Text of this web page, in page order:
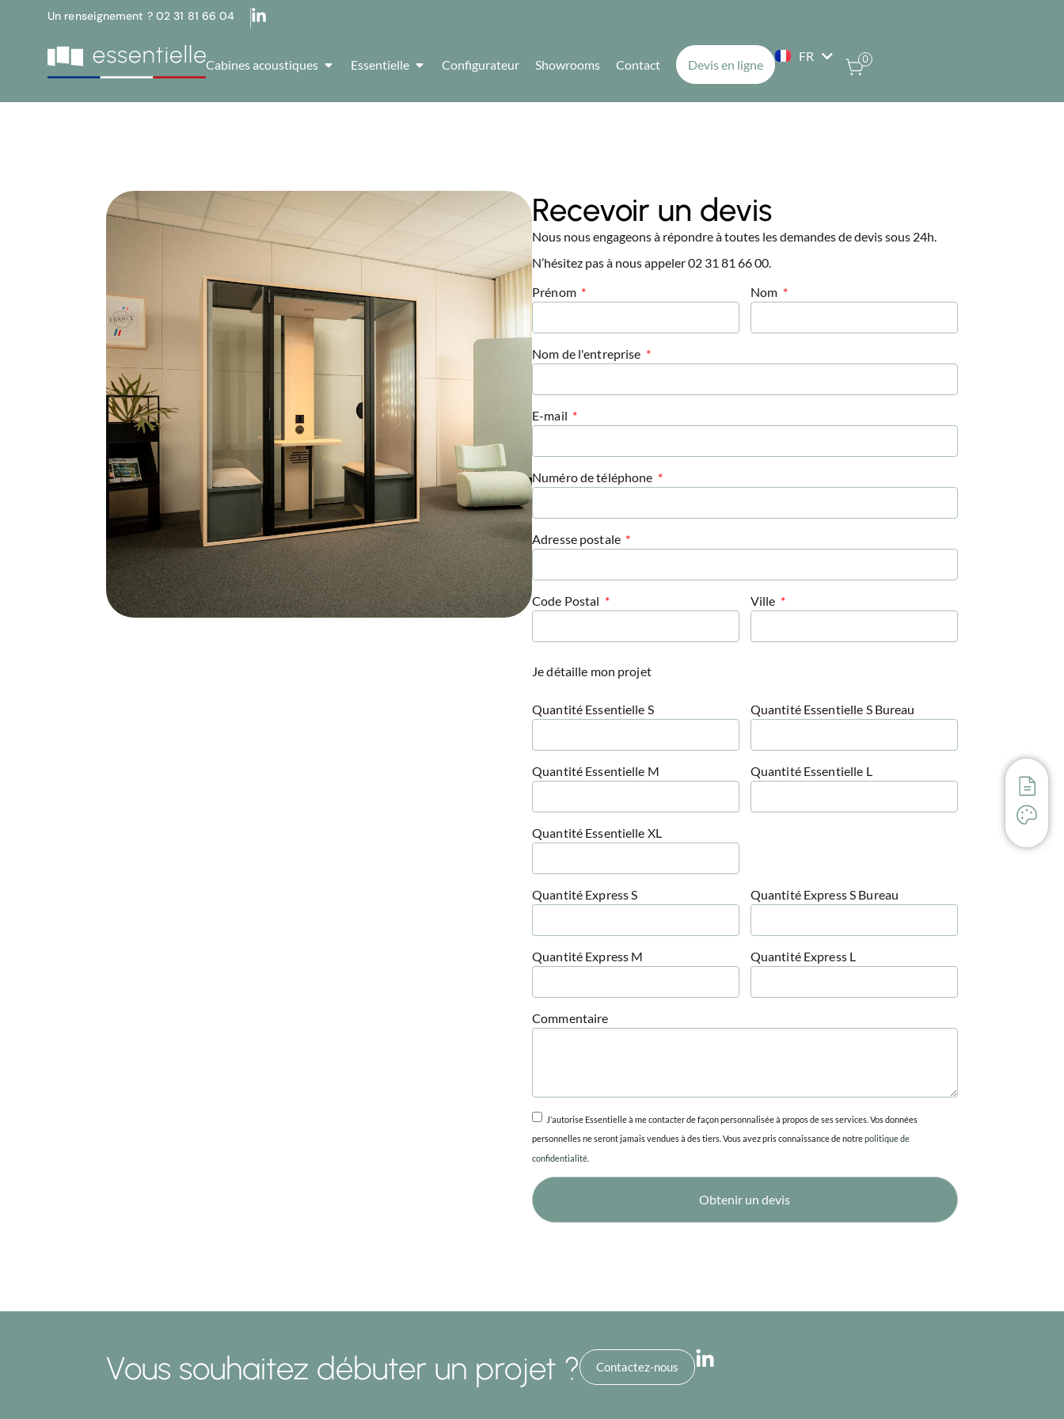
Un renseignement ? 02 31 81 66 04
Cabines acoustiques Essentielle Configurateur Showrooms Contact Devis en ligne
FR
EN 0
Recevoir un devis
Nous nous engageons à répondre à toutes les demandes de devis sous 24h.
N’hésitez pas à nous appeler 02 31 81 66 00.
Prénom
Nom
Nom de l'entreprise
E-mail
Numéro de téléphone
Adresse postale
Code Postal Ville
Je détaille mon projet
Quantité Essentielle S Quantité Essentielle S Bureau
Quantité Essentielle M Quantité Essentielle L
Quantité Essentielle XL
Quantité Express S Quantité Express S Bureau
Quantité Express M Quantité Express L
Commentaire
J’autorise Essentielle à me contacter de façon personnalisée à propos de ses services. Vos données
personnelles ne seront jamais vendues à des tiers. Vous avez pris connaissance de notrepolitique de
confidentialité
Obtenir un devis
Vous souhaitez débuter un projet ? Contactez-nous